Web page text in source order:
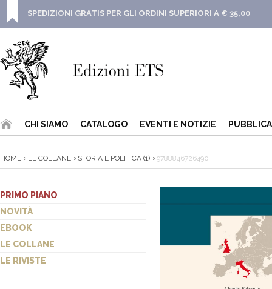
SPEDIZIONI GRATIS PER GLI ORDINI SUPERIORI A € 35,00
CHI SIAMO CATALOGO EVENTI E NOTIZIE
HOME LE COLLANE STORIA E POLITICA (1) 9788846726490
PRIMO PIANO
NOVITÀ
EBOOK
LE COLLANE
LE RIVISTE